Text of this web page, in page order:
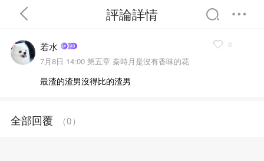
評論詳情
若水
7月8日 14:00第五章 秦時月是沒有香味的花
0
最渣的渣男沒得比的渣男
全部回覆 （0）
首頁 分類